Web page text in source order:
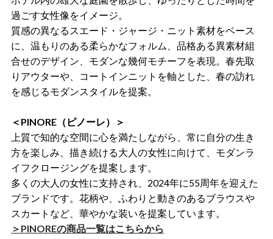
過ごす女性像をイメージ。
質感の異なるスエード・ジャージ・ニット素材をベース
に、温もりのある柔らかなフォルム、品格ある異素材組
合せのデザイン、モダンな幾何モチーフを表現。春先取
りアウターや、コートインニットを軸とした、春の訪れ
を感じるモダンスタイルを提案。
＜PINORE（ピノーレ）＞
上質で知的な空間に心を満たしながら、常に自分の生き
方を楽しみ、描き続ける大人の女性に向けて、モダンラ
イフクロージングを提案します。
多くの大人の女性に支持され、2024年に55周年を迎えた
ブランドです。花柄や、ふわりと動きのあるブラウスや
スカートなど、華やかな装いを提案しています。
＞PINOREの商品一覧はこちらから